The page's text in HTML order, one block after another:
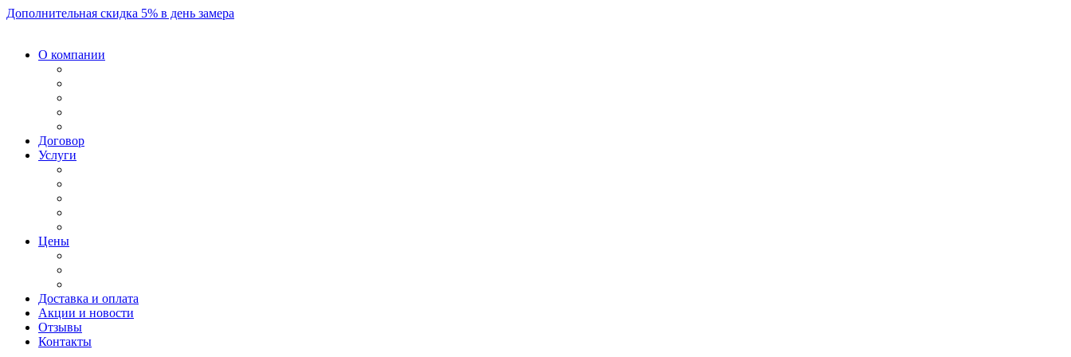
Дополнительная скидка 5% в день замера
О компании
Договор
Услуги
Цены
Доставка и оплата
Акции и новости
Отзывы
Контакты